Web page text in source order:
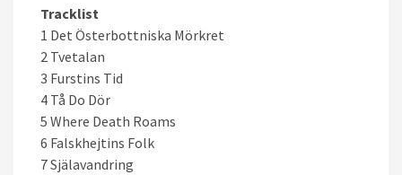
Tracklist
1 Det Österbottniska Mörkret
2 Tvetalan
3 Furstins Tid
4 Tå Do Dör
5 Where Death Roams
6 Falskhejtins Folk
7 Själavandring